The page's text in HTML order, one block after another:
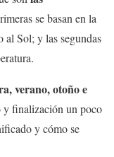
se basan en la
al Sol; y las segundas
verano, otoño e
y finalización un poco
y cómo se